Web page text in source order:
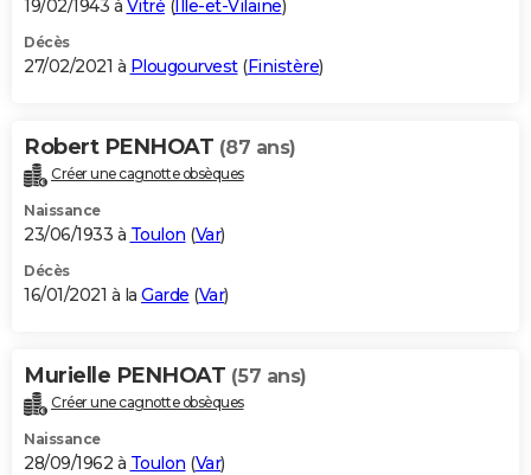
19/02/1943 à Vitré ( Ille-et-Vilaine)
Décès
27/02/2021 à Plougourvest(Finistère)
Robert PENHOAT (87 ans)
Créer une cagnotte obsèques
Naissance
23/06/1933 à Toulon (Var)
Décès
16/01/2021 à la Garde (Var)
Murielle PENHOAT (57 ans)
Créer une cagnotte obsèques
Naissance
28/09/1962 à Toulon (Var)